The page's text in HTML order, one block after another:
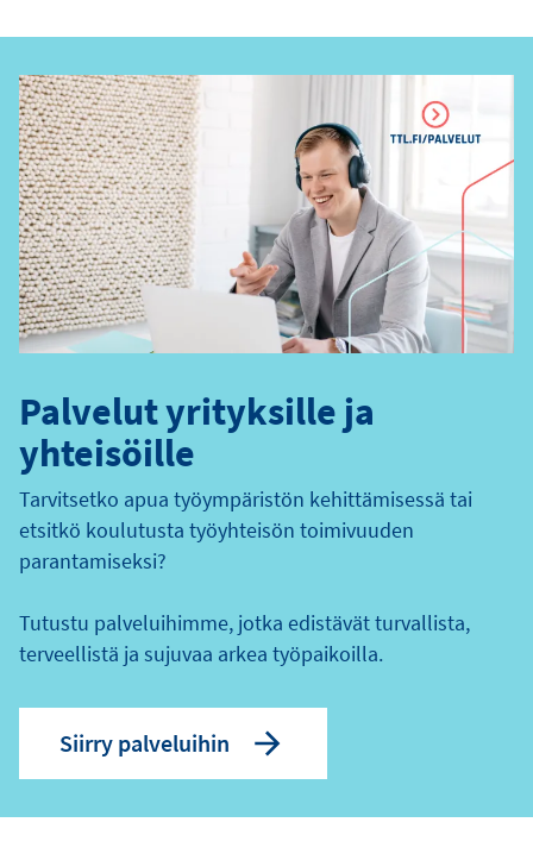
Palvelut yrityksille ja
yhteisöille
Tarvitsetko apua työympäristön kehittämisessä tai
etsitkö koulutusta työyhteisön toimivuuden
parantamiseksi?
Tutustu palveluihimme, jotka edistävät turvallista,
terveellistä ja sujuvaa arkea työpaikoilla.
Siirry palveluihin